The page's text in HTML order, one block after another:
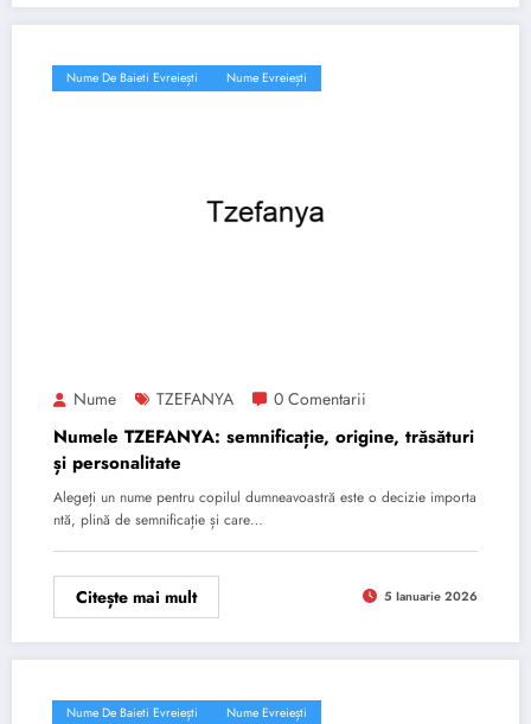
Nume De Baieti Evreiești Nume Evreiești
Nume TZEFANYA 0 Comentarii
Numele TZEFANYA: semnificație, origine, trăsături
și personalitate
Alegeți un nume pentru copilul dumneavoastră este o decizie importa
ntă, plină de semnificație și care…
Citește mai mult 5 Ianuarie 2026
Nume De Baieti Evreiești Nume Evreiești